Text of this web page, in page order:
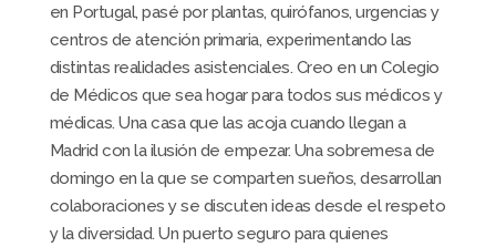
en Portugal, pasé por plantas, quirófanos, urgencias y
centros de atención primaria, experimentando las
distintas realidades asistenciales. Creo en un Colegio
de Médicos que sea hogar para todos sus médicos y
médicas. Una casa que las acoja cuando llegan a
Madrid con la ilusión de empezar. Una sobremesa de
domingo en la que se comparten sueños, desarrollan
colaboraciones y se discuten ideas desde el respeto
y la diversidad. Un puerto seguro para quienes